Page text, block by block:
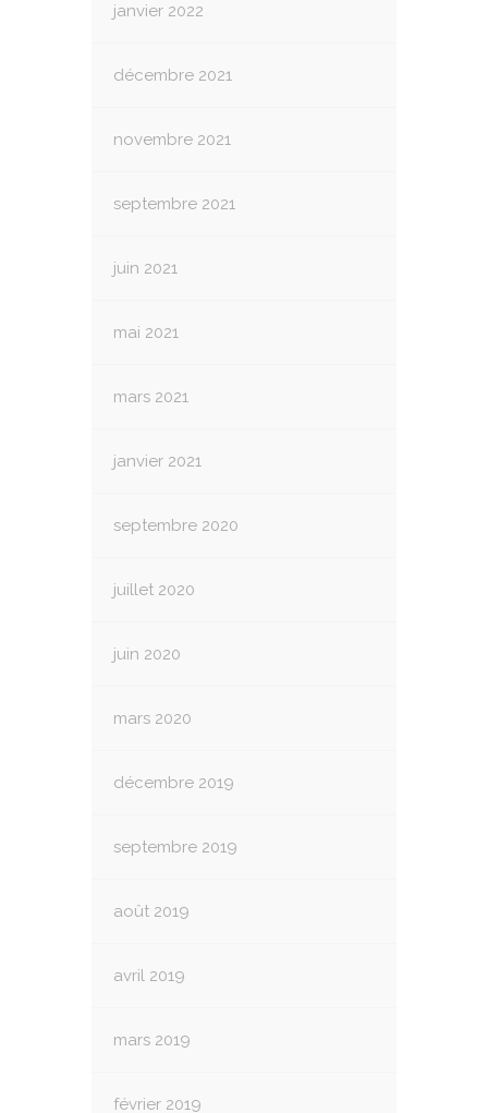
janvier 2022
décembre 2021
novembre 2021
septembre 2021
juin 2021
mai 2021
mars 2021
janvier 2021
septembre 2020
juillet 2020
juin 2020
mars 2020
décembre 2019
septembre 2019
août 2019
avril 2019
mars 2019
février 2019